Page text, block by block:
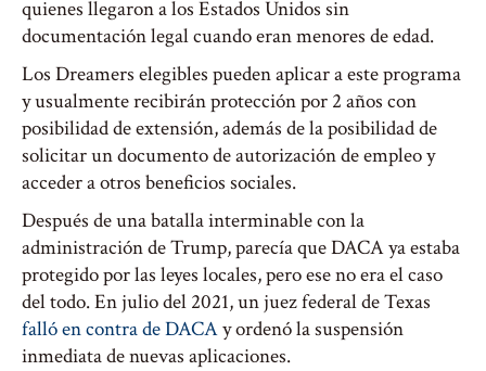
quienes llegaron a los Estados Unidos sin
documentación legal cuando eran menores de edad.
Los Dreamers elegibles pueden aplicar a este programa
y usualmente recibirán protección por 2 años con
posibilidad de extensión, además de la posibilidad de
solicitar un documento de autorización de empleo y
acceder a otros beneficios sociales.
Después de una batalla interminable con la
administración de Trump, parecía que DACA ya estaba
protegido por las leyes locales, pero ese no era el caso
del todo. En julio del 2021, un juez federal de Texas
falló en contra de DACAy ordenó la suspensión
inmediata de nuevas aplicaciones.